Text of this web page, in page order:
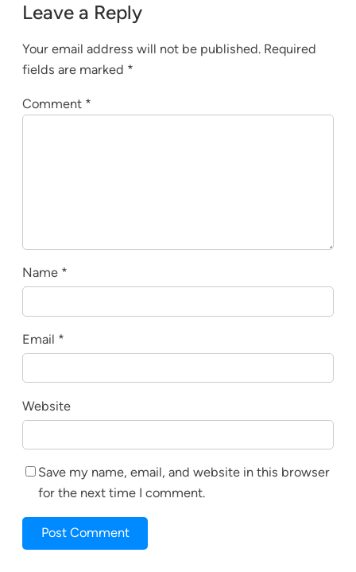
Leave a Reply
Your email address will not be published. Required
fields are marked *
Comment *
Name *
Email *
Website
Save my name, email, and website in this browser
for the next time I comment.